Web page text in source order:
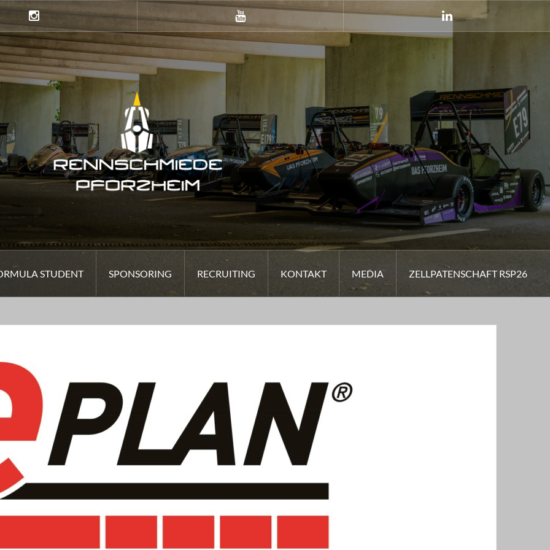
Instagramm Youtube
STUDENT SPONSORING RECRUITING KONTAKT MEDIA ZELLPATENSCHAFT RSP26